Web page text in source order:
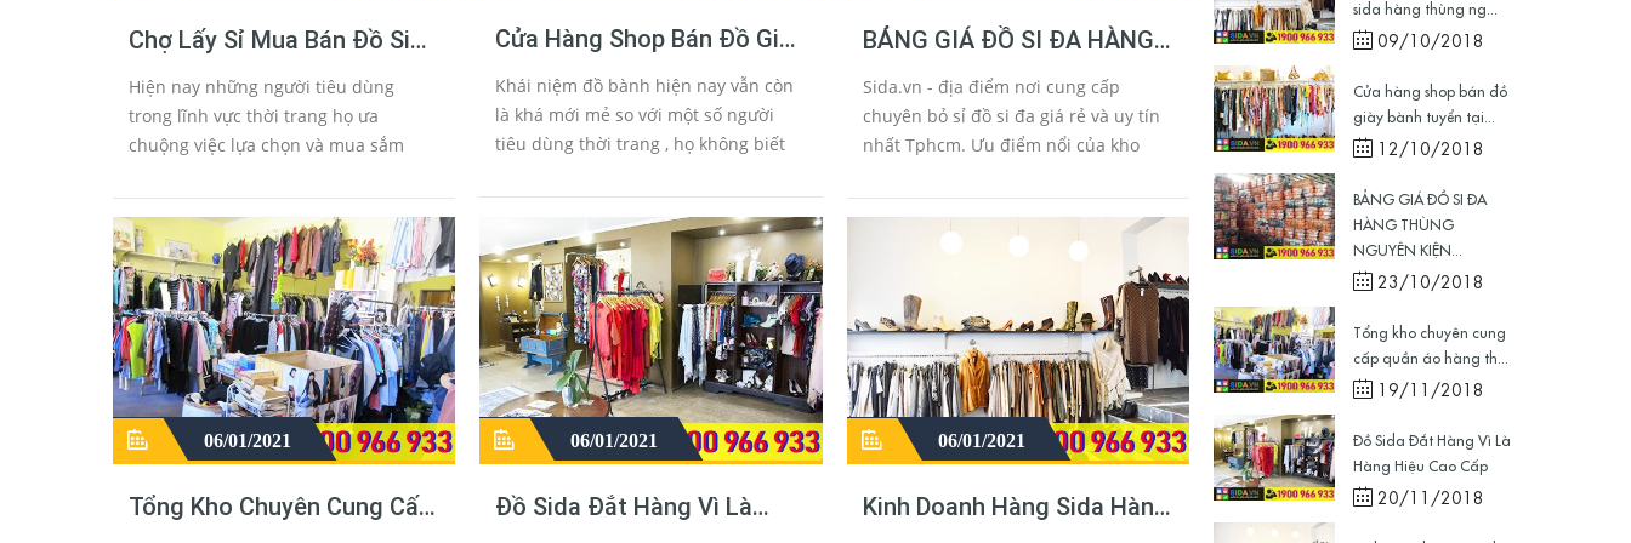
Chợ Lấy Sỉ Mua Bán Đồ Sida
Campuchia Ở Sài Gòn -
TpHCM
Hiện nay những người tiêu dùng
trong lĩnh vực thời trang họ ưa
chuộng việc lựa chọn và mua sắm
trên khắp cả nước đặc biệt là tphcm
và hà nội là 2 khu vực có các ch...
Cửa Hàng Shop Bán Đồ Giày
Khái niệm đồ bành hiện nay vẫn còn
là khá mới mẻ so với một số người
tiêu dùng thời trang , họ không biết
tuyển nào, nơi nào bán đồ si đồ bành,
mua quần áo cũ, già...
BẢNG GIÁ ĐỒ SI ĐA HÀNG
TUYỂN LOẠI 1
Sida.vn - địa điểm nơi cung cấp
chuyên bỏ sỉ đồ si đa giá rẻ và uy tín
nhất Tphcm. Ưu điểm nổi của kho
chính gốc từ nước ngoài - cụ thể là
Campuchia vì vậy giá các...
06/01/2021
Tổng Kho Chuyên Cung Cấp
06/01/2021
Đồ Sida Đắt Hàng Vì Là
06/01/2021
Kinh Doanh Hàng Sida Hàng
sida hàng thùng ng...
09/10/2018
Cửa hàng shop bán đồ
giày bành tuyển tại...
12/10/2018
BẢNG GIÁ ĐỒ SI ĐA
HÀNG THÙNG
NGUYÊN KIỆN...
23/10/2018
Tổng kho chuyên cung
cấp quần áo hàng th...
19/11/2018
Đồ Sida Đắt Hàng Vì Là
Hàng Hiệu Cao Cấp
20/11/2018